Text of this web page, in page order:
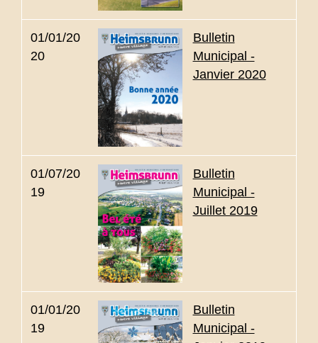
01/01/20
20
Bulletin
Municipal -
Janvier 2020
01/07/20
19
Bulletin
Municipal -
Juillet 2019
01/01/20
19
Bulletin
Municipal -